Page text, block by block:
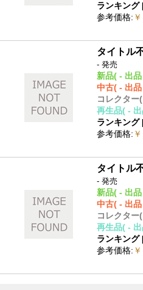
ランキング
参考価格:
タイトル
- 発売
新品( - 出品
中古( - 出品
コレクター
再生品( -
ランキング
参考価格:
タイトル
- 発売
新品( - 出品
中古( - 出品
コレクター
再生品( -
ランキング
参考価格: